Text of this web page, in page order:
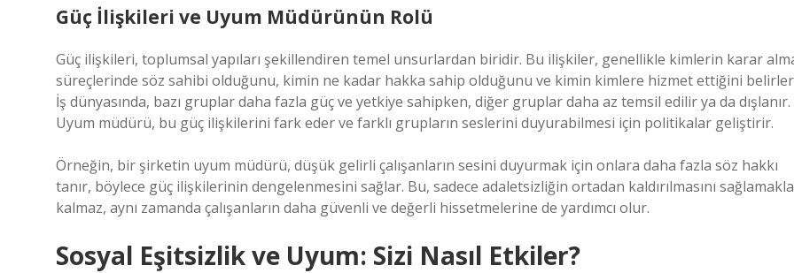
Güç İlişkileri ve Uyum Müdürünün Rolü
Güç ilişkileri, toplumsal yapıları şekillendiren temel unsurlardan biridir. Bu ilişkiler, genellikle kimlerin karar
süreçlerinde söz sahibi olduğunu, kimin ne kadar hakka sahip olduğunu ve kimin kimlere hizmet ettiğini
İş dünyasında, bazı gruplar daha fazla güç ve yetkiye sahipken, diğer gruplar daha az temsil edilir ya da dışlanır.
Uyum müdürü, bu güç ilişkilerini fark eder ve farklı grupların seslerini duyurabilmesi için politikalar geliştirir.
Örneğin, bir şirketin uyum müdürü, düşük gelirli çalışanların sesini duyurmak için onlara daha fazla söz hakkı
tanır, böylece güç ilişkilerinin dengelenmesini sağlar. Bu, sadece adaletsizliğin ortadan kaldırılmasını sağlamakla
kalmaz, aynı zamanda çalışanların daha güvenli ve değerli hissetmelerine de yardımcı olur.
Sosyal Eşitsizlik ve Uyum: Sizi Nasıl Etkiler?